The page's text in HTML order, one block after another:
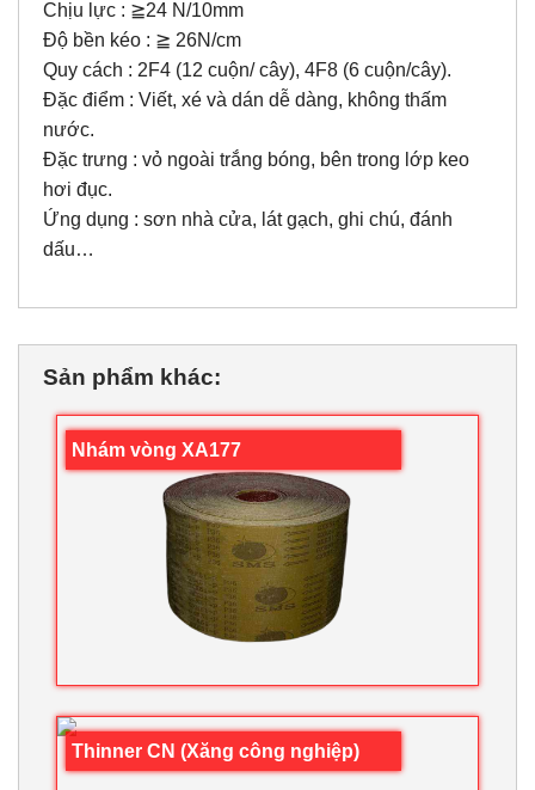
Chịu lực : ≧24 N/10mm
Độ bền kéo : ≧ 26N/cm
Quy cách : 2F4 (12 cuộn/ cây), 4F8 (6 cuộn/cây).
Đặc điểm : Viết, xé và dán dễ dàng, không thấm
nước.
Đặc trưng : vỏ ngoài trắng bóng, bên trong lớp keo
hơi đục.
Ứng dụng : sơn nhà cửa, lát gạch, ghi chú, đánh
dấu…
Sản phẩm khác:
Nhám vòng XA177
Thinner CN (Xăng công nghiệp)